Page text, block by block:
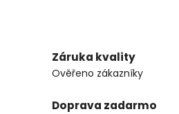
Záruka kvality
Ověřeno zákazníky
Doprava zadarmo